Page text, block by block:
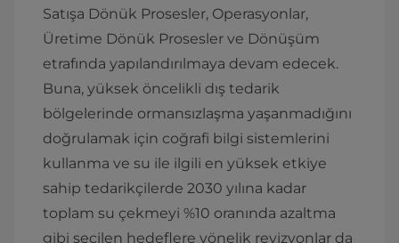
Satışa Dönük Prosesler, Operasyonlar,
Üretime Dönük Prosesler ve Dönüşüm
etrafında yapılandırılmaya devam edecek.
Buna, yüksek öncelikli dış tedarik
bölgelerinde ormansızlaşma yaşanmadığını
doğrulamak için coğrafi bilgi sistemlerini
kullanma ve su ile ilgili en yüksek etkiye
sahip tedarikçilerde 2030 yılına kadar
toplam su çekmeyi %10 oranında azaltma
gibi seçilen hedeflere yönelik revizyonlar da